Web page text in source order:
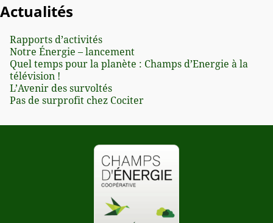
Actualités
Rapports d’activités
Notre Énergie – lancement
Quel temps pour la planète : Champs d’Energie à la
télévision !
L’Avenir des survoltés
Pas de surprofit chez Cociter